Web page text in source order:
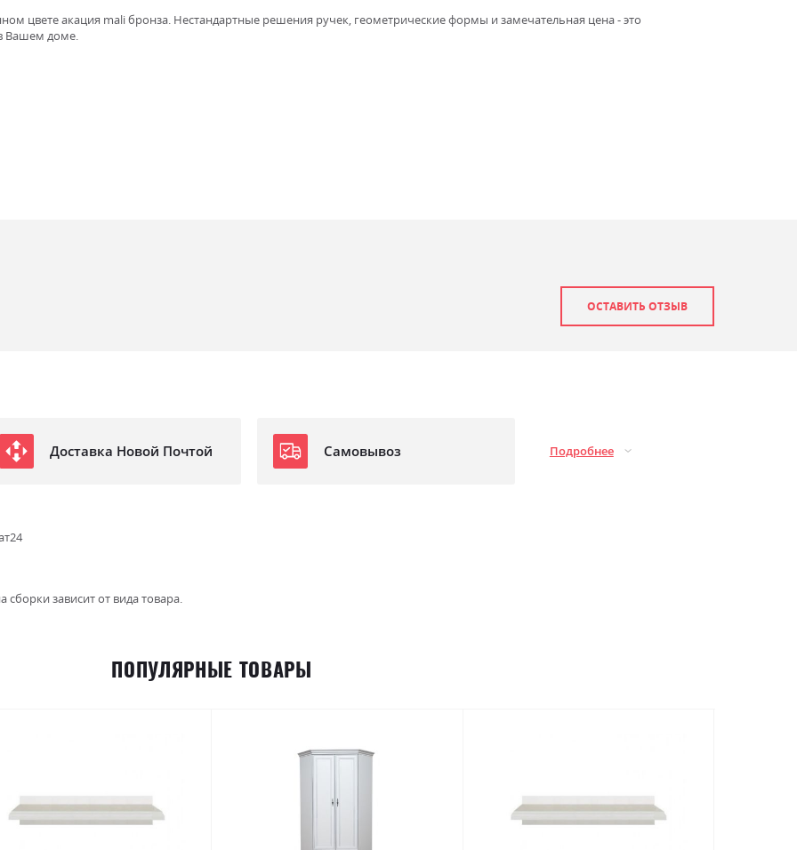
цвете акация mali бронза. Нестандартные решения ручек, геометрические формы и замечательная цена - это
Вашем доме.
ОСТАВИТЬ ОТЗЫВ
Доставка Новой Почтой Самовывоз Подробнее
зависит от вида товара.
ПОПУЛЯРНЫЕ ТОВАРЫ